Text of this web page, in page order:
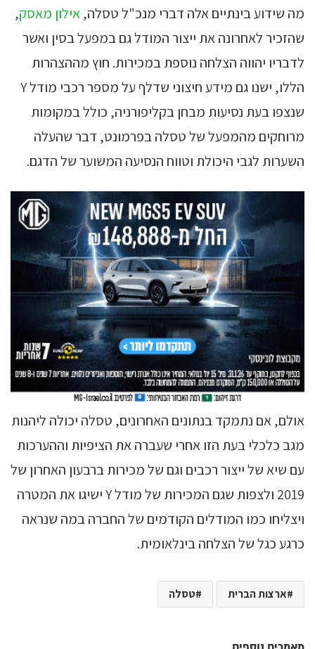
מה שידוע בינתיים אלה דברי מנכ"ל טסלה,אילון מאסק,
שהזכיר לאחרונה את ייצור המודל גם במפעל בסין ואשר
לדבריו יהווה הצלחה נוספת במכירות. חוץ מההצהרות
הללו, ישנו גם מידע חיצוני שדלף על מספר רכבי מודל Y
שנצפו בעת נסיעות מבחן בקליפורניה, כולל במקומות
מרוחקים מהמפעל של טסלה בפרמונט, דבר שהעלה
השערות לגבי היכולת וטווח הנסיעה המשוער של הדגם.
אולם, אם נתמקד בנתונים האחרונים, טסלה יכולה ליהנות
מגב כלכלי בעת הזו אחרי שעברה את הציפיות וההערכות
עם שיא של ייצור רכבים וגם של מכירות ברבעון האחרון של
2019 ולצפות שגם המכירות של מודל Y ישיגו את המטרה
ויצליחו כמו המודלים הקודמים של החברה במה שנראה
כרגע כגל של הצלחה בינלאומית.
ארצות הברית טסלה